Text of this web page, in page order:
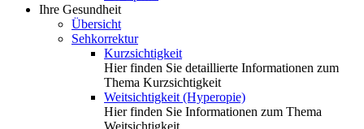
Ihre Gesundheit
Übersicht
Sehkorrektur
Kurzsichtigkeit
Hier finden Sie detaillierte Informationen zum
Thema Kurzsichtigkeit
Weitsichtigkeit (Hyperopie)
Hier finden Sie Informationen zum Thema